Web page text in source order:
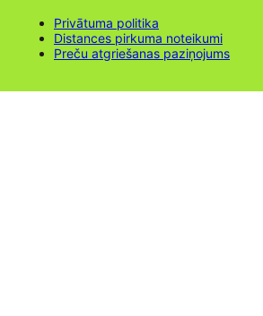
Privātuma politika
Distances pirkuma noteikumi
Preču atgriešanas paziņojums